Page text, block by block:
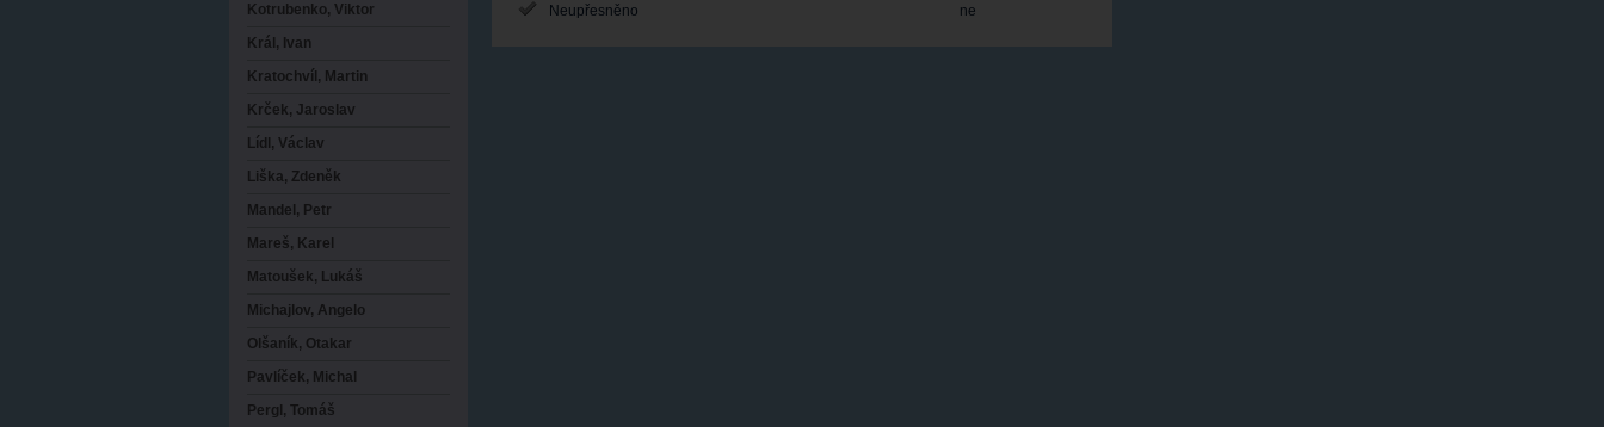
Neupřesněno
ne
Kotrubenko, Viktor
Král, Ivan
Kratochvíl, Martin
Krček, Jaroslav
Lídl, Václav
Liška, Zdeněk
Mandel, Petr
Mareš, Karel
Matoušek, Lukáš
Michajlov, Angelo
Olšaník, Otakar
Pavlíček, Michal
Pergl, Tomáš